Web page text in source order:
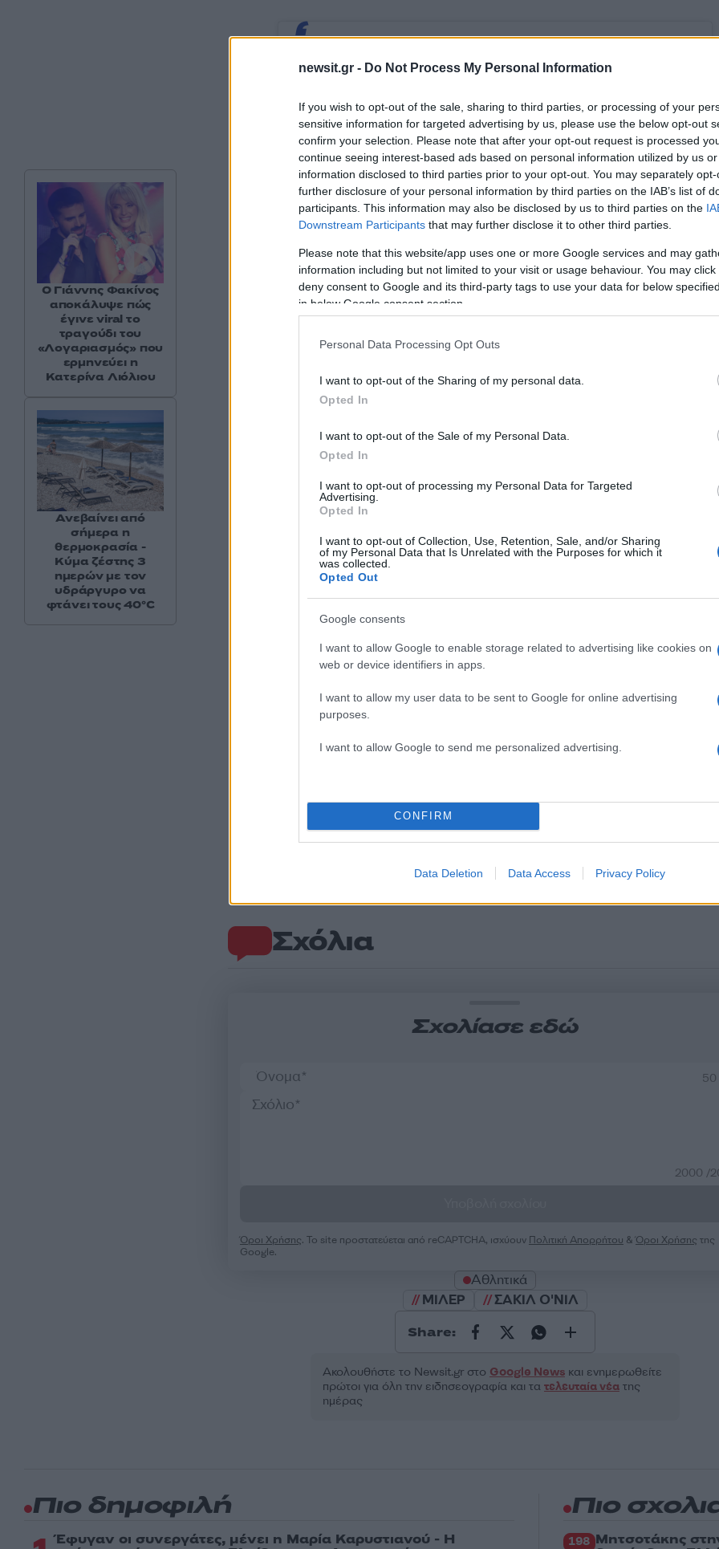
newsit.gr - Do Not Process My Personal Information
If you wish to opt-out of the sale, sharing to third parties, or processing of your
sensitive information for targeted advertising by us, please use the below opt-out
confirm your selection. Please note that after your opt-out request is processed
continue seeing interest-based ads based on personal information utilized by us
information disclosed to third parties prior to your opt-out. You may separately
further disclosure of your personal information by third parties on the IAB’s list of
participants. This information may also be disclosed by us to third parties on the
Downstream Participants that may further disclose it to other third parties.
Please note that this website/app uses one or more Google services and may
information including but not limited to your visit or usage behaviour. You may
deny consent to Google and its third-party tags to use your data for below
in below Google consent section.
Personal Data Processing Opt Outs
I want to opt-out of the Sharing of my personal data.
Opted In
I want to opt-out of the Sale of my Personal Data.
Opted In
I want to opt-out of processing my Personal Data for Targeted
Advertising.
Opted In
I want to opt-out of Collection, Use, Retention, Sale, and/or Sharing
of my Personal Data that Is Unrelated with the Purposes for which it
was collected.
Opted Out
Google consents
I want to allow Google to enable storage related to advertising like cookies on
web or device identifiers in apps.
I want to allow my user data to be sent to Google for online advertising
purposes.
I want to allow Google to send me personalized advertising.
CONFIRM
Data Deletion Data Access Privacy Policy
Η δημοσίευση κοινοποιήθηκε από το χρήστη Bleacher Report (@bleacherreport)
ΔΙΑΦΗΜΙΣΗ
Σχόλια
Σχολίασε εδώ
2000 /
Όροι Χρήσης. Το site προστατεύεται από reCAPTCHA, ισχύουν Πολιτική Απορρήτου &Όροι Χρήσης της
Google.
Αθλητικά
ΜΙΛΕΡ
ΣΑΚΙΛ Ο'ΝΙΛ
Share:
Ακολουθήστε το Νewsit.gr στο Google Newsκαι ενημερωθείτε
πρώτοι για όλη την ειδησεογραφία και τα τελευταία νέατης
ημέρας
Ο Γιάννης Φακίνος
αποκάλυψε πώς
έγινε viral το
τραγούδι του
«Λογαριασμός» που
ερμηνεύει η
Κατερίνα Λιόλιου
Ανεβαίνει από
σήμερα η
θερμοκρασία -
Κύμα ζέστης 3
ημερών με τον
υδράργυρο να
φτάνει τους 40°C
Πιο δημοφιλή
Έφυγαν οι συνεργάτες, μένει η Μαρία Καρυστιανού - Η
Πιο
198 Μητσοτάκης